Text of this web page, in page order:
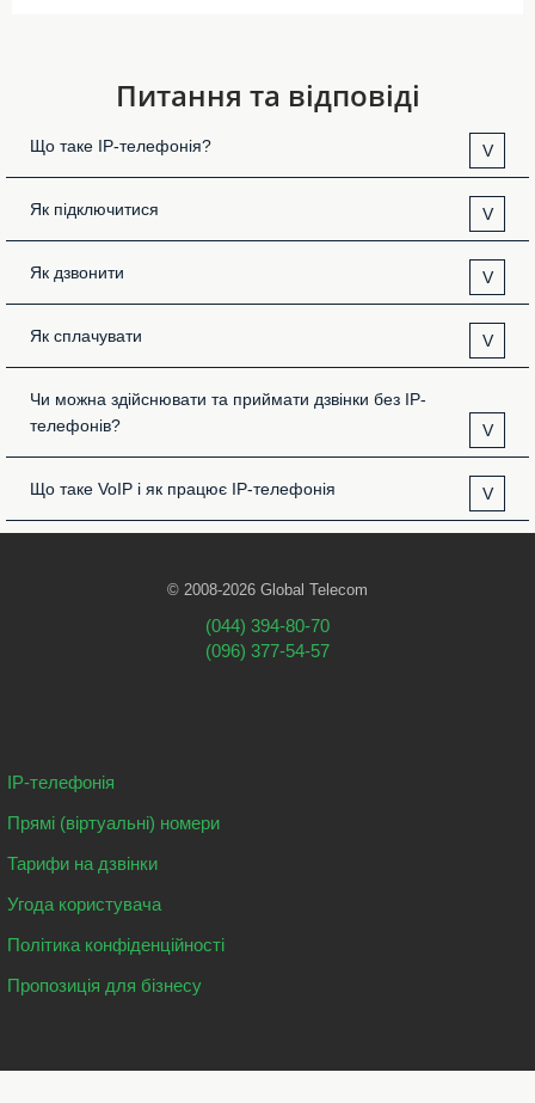
Питання та відповіді
Що таке IP-телефонія? V
Як підключитися V
Як дзвонити V
Як сплачувати V
Чи можна здійснювати та приймати дзвінки без IP-
телефонів?
V
Що таке VoIP і як працює IP-телефонія V
© 2008-2026 Global Telecom
(044) 394-80-70
(096) 377-54-57
IP-телефонія
Прямі (віртуальні) номери
Тарифи на дзвінки
Угода користувача
Політика конфіденційності
Пропозиція для бізнесу